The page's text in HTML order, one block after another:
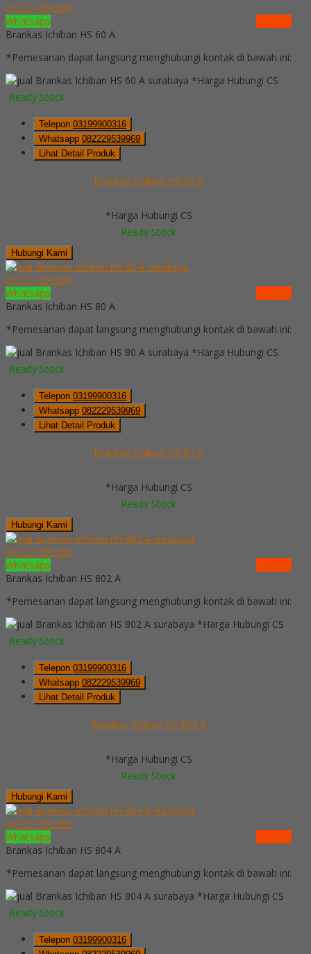
QUICK ORDER
Whatsapp
via SMS
Brankas Ichiban HS 60 A
*Pemesanan dapat langsung menghubungi kontak di bawah ini:
*Harga Hubungi CS
Ready Stock
Telepon 03199900316
Whatsapp 082229539969
Lihat Detail Produk
Brankas Ichiban HS 60 A
*Harga Hubungi CS
Ready Stock
Hubungi Kami
QUICK ORDER
Whatsapp
via SMS
Brankas Ichiban HS 80 A
*Pemesanan dapat langsung menghubungi kontak di bawah ini:
*Harga Hubungi CS
Ready Stock
Telepon 03199900316
Whatsapp 082229539969
Lihat Detail Produk
Brankas Ichiban HS 80 A
*Harga Hubungi CS
Ready Stock
Hubungi Kami
QUICK ORDER
Whatsapp
via SMS
Brankas Ichiban HS 802 A
*Pemesanan dapat langsung menghubungi kontak di bawah ini:
*Harga Hubungi CS
Ready Stock
Telepon 03199900316
Whatsapp 082229539969
Lihat Detail Produk
Brankas Ichiban HS 802 A
*Harga Hubungi CS
Ready Stock
Hubungi Kami
QUICK ORDER
Whatsapp
via SMS
Brankas Ichiban HS 804 A
*Pemesanan dapat langsung menghubungi kontak di bawah ini:
*Harga Hubungi CS
Ready Stock
Telepon 03199900316